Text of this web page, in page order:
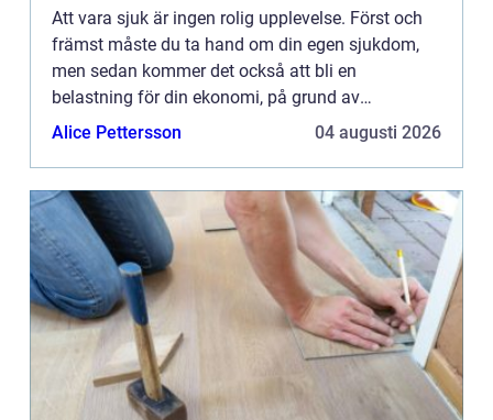
Att vara sjuk är ingen rolig upplevelse. Först och
främst måste du ta hand om din egen sjukdom,
men sedan kommer det också att bli en
belastning för din ekonomi, på grund av
sjukhuskostnader och utebliven inkomst. Det
Alice Pettersson 04 augusti 2026